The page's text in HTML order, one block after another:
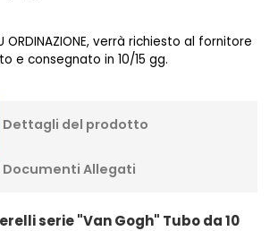
ORDINAZIONE, verrà richiesto al fornitore
e consegnato in 10/15 gg.
Dettagli del prodotto
Documenti Allegati
serie "Van Gogh" Tubo da 10